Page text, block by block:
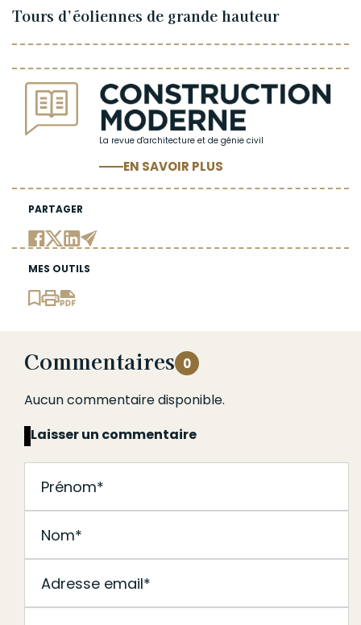
La revue d'architecture et de génie civil
EN SAVOIR PLUS
PARTAGER
MES OUTILS
Tours d’éoliennes de grande hauteur
Commentaires 0
Aucun commentaire disponible.
Laisser un commentaire